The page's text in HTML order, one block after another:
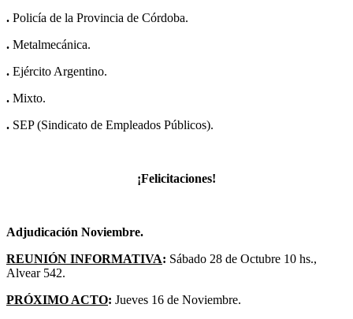
. Policía de la Provincia de Córdoba.
. Metalmecánica.
. Ejército Argentino.
. Mixto.
. SEP (Sindicato de Empleados Públicos).
¡Felicitaciones!
Adjudicación Noviembre.
REUNIÓN INFORMATIVA: Sábado 28 de Octubre 10 hs.,
Alvear 542.
PRÓXIMO ACTO: Jueves 16 de Noviembre.